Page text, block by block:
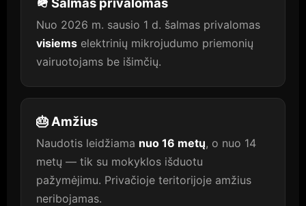
Nuo 2026 m. sausio 1 d. šalmas privalomas
visiems elektrinių mikrojudumo priemonių
vairuotojams be išimčių.
🎂 Amžius
Naudotis leidžiama nuo 16 metų, o nuo 14
metų — tik su mokyklos išduotu
pažymėjimu. Privačioje teritorijoje amžius
neribojamas.